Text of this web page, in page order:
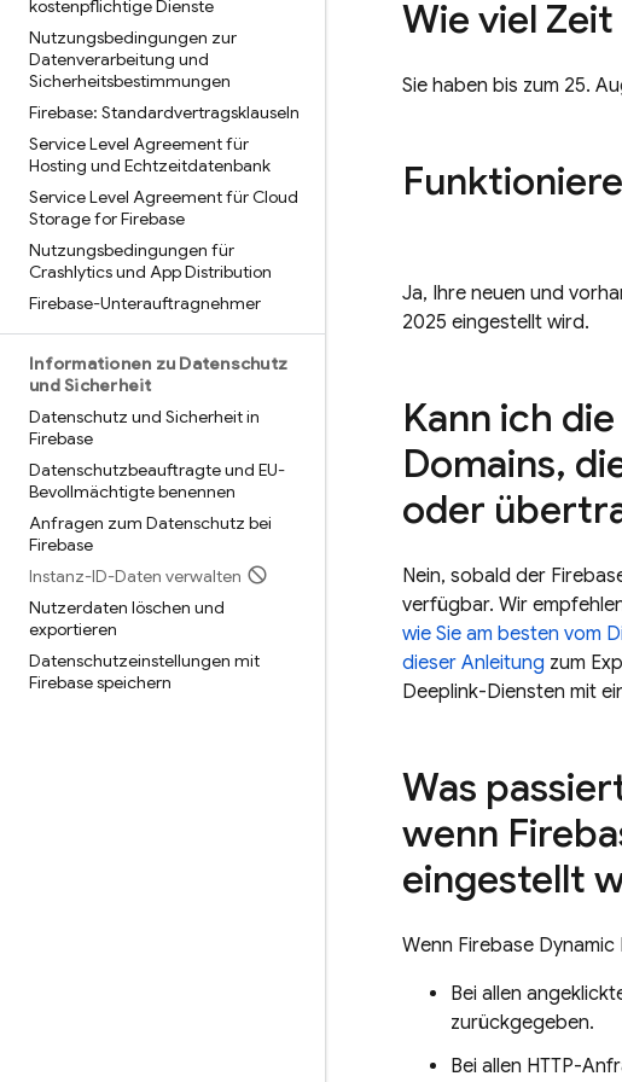
kostenpflichtige Dienste
Nutzungsbedingungen zur
Datenverarbeitung und
Sicherheitsbestimmungen
Firebase: Standardvertragsklauseln
Service Level Agreement für
Hosting und Echtzeitdatenbank
Service Level Agreement für Cloud
Storage for Firebase
Nutzungsbedingungen für
Crashlytics und App Distribution
Firebase-Unterauftragnehmer
Informationen zu Datenschutz
und Sicherheit
Datenschutz und Sicherheit in
Firebase
Datenschutzbeauftragte und EU-
Bevollmächtigte benennen
Anfragen zum Datenschutz bei
Firebase
Instanz-ID-Daten verwalten
Nutzerdaten löschen und
exportieren
Datenschutzeinstellungen mit
Firebase speichern
Wie viel
Sie haben bis zum 25.
Ja, Ihre neuen und
2025 eingestellt wird.
Kann ich
Domains,
oder
Nein, sobald der
verfügbar. Wir
wie Sie am besten vom
dieser Anleitung zum
Deeplink-Diensten mit
Was
wenn
eingestellt
Wenn Firebase
Bei allen
zurückgegeben.
Bei allen HTTP-